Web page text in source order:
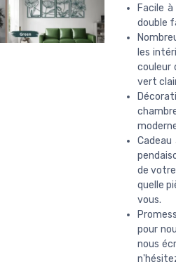
Facile
double
les
couleur
vert
de
quelle
vous.
pour
nous